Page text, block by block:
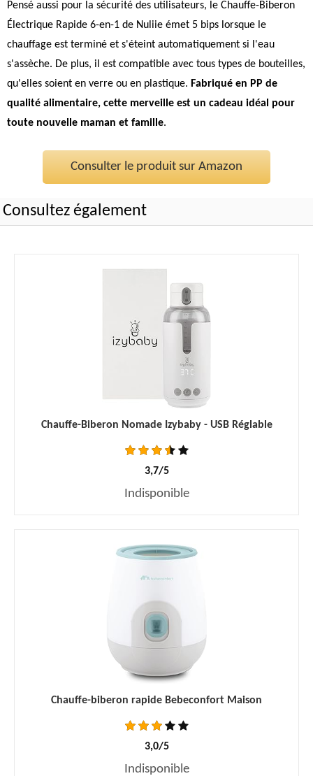
Pensé aussi pour la sécurité des utilisateurs, le Chauffe-Biberon
Électrique Rapide 6-en-1 de Nuliie émet 5 bips lorsque le
chauffage est terminé et s'éteint automatiquement si l'eau
s'assèche. De plus, il est compatible avec tous types de bouteilles,
qu'elles soient en verre ou en plastique. Fabriqué en PP de
qualité alimentaire, cette merveille est un cadeau idéal pour
toute nouvelle maman et famille.
Consulter le produit sur Amazon
Consultez également
Chauffe-Biberon Nomade Izybaby - USB Réglable
3,7/5
Indisponible
Chauffe-biberon rapide Bebeconfort Maison
3,0/5
Indisponible